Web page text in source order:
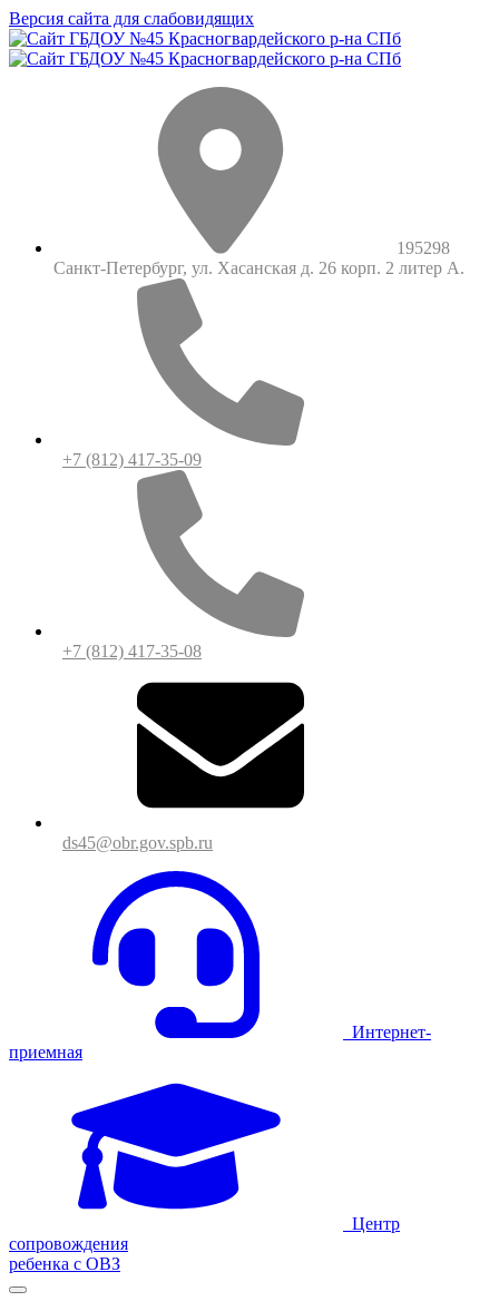
Версия сайта для слабовидящих
195298
Санкт-Петербург, ул. Хасанская д. 26 корп. 2 литер А.
+7 (812) 417-35-09
+7 (812) 417-35-08
ds45@obr.gov.spb.ru
Интернет-
приемная
Центр
сопровождения
ребенка с ОВЗ